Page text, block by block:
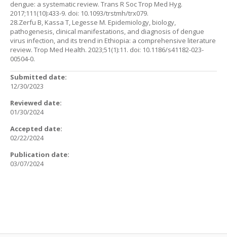
dengue: a systematic review. Trans R Soc Trop Med Hyg.
2017;111(10):433-9. doi: 10.1093/trstmh/trx079.
28.Zerfu B, Kassa T, Legesse M. Epidemiology, biology,
pathogenesis, clinical manifestations, and diagnosis of dengue
virus infection, and its trend in Ethiopia: a comprehensive literature
review. Trop Med Health. 2023;51(1):11. doi: 10.1186/s41182-023-
00504-0.
Submitted date:
12/30/2023
Reviewed date:
01/30/2024
Accepted date:
02/22/2024
Publication date:
03/07/2024